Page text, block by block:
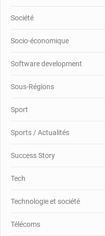
Société
Socio-économique
Software development
Sous-Régions
Sport
Sports / Actualités
Success Story
Tech
Technologie et société
Télécoms